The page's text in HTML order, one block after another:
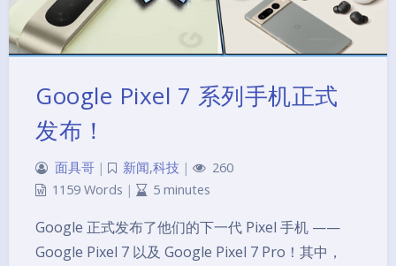
Google Pixel 7 系列手机正式
发布！
面具哥 | 新闻,科技 |
260
1159 Words | 5 minutes
Google 正式发布了他们的下一代 Pixel 手机 ——
Google Pixel 7 以及 Google Pixel 7 Pro！其中，